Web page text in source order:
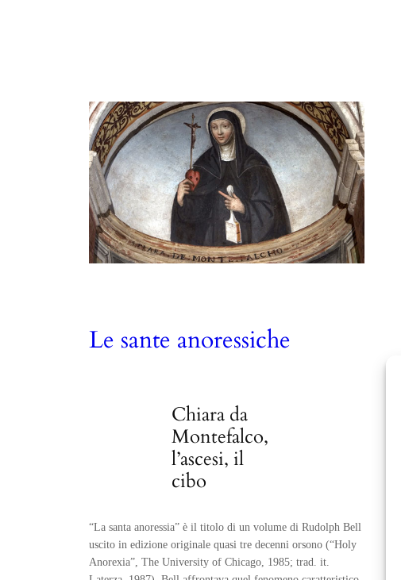
Le sante anoressiche
Chiara da
Montefalco,
l’ascesi, il
cibo
“La santa anoressia” è il titolo di un volume di Rudolph Bell
uscito in edizione originale quasi tre decenni orsono (“Holy
Anorexia”, The University of Chicago, 1985; trad. it.